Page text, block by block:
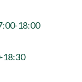
18:00
18:30